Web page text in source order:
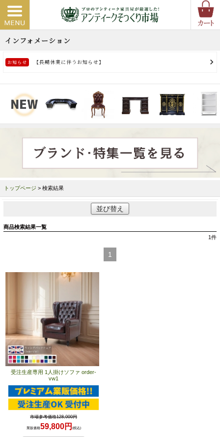
トップページ > 検索結果
並び替え
商品検索結果一覧
1件
1
受注生産専用 1人掛けソファ order-
vw1
市場参考価格128,000円
業販価格59,800円 (税込)